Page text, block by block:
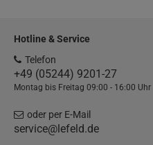
Hotline & Service
Telefon
+49 (05244) 9201-27
Montag bis Freitag 09:00 - 16:00 Uhr
oder per E-Mail
service@lefeld.de